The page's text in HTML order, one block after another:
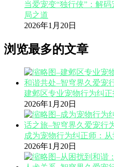
当爱宠变“独行侠”：解
局之道
2026年1月20日
浏览最多的文章
建邺区专业宠物行为纠
2026年1月20日
成为宠物行为纠正师：
2026年1月20日